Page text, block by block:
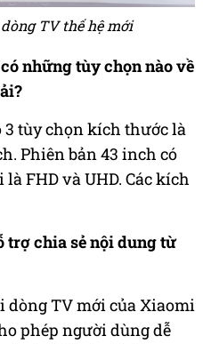
TV thế hệ mới
những tùy chọn nào về
3 tùy chọn kích thước là
Phiên bản 43 inch có
FHD và UHD. Các kích
trợ chia sẻ nội dung từ
dòng TV mới của Xiaomi
phép người dùng dễ